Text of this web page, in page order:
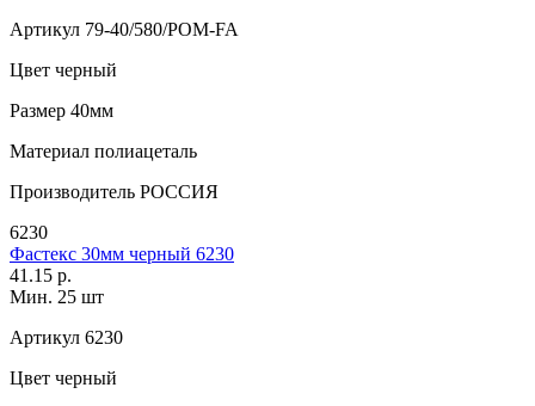
Артикул 79-40/580/POM-FA
Цвет черный
Размер 40мм
Материал полиацеталь
Производитель РОССИЯ
6230
Фастекс 30мм черный 6230
41.15 р.
Мин. 25 шт
Артикул 6230
Цвет черный